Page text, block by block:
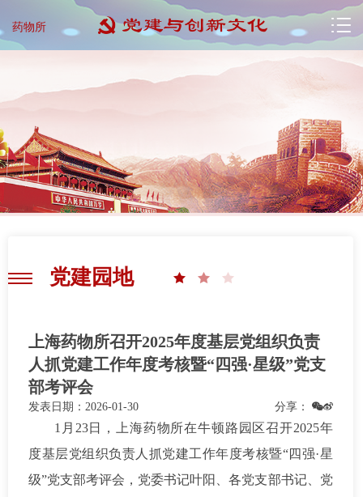
药物所
党建园地
上海药物所召开2025年度基层党组织负责
人抓党建工作年度考核暨“四强·星级”党支
部考评会
发表日期： 2026-01-30 分享：
1月23日，上海药物所在牛顿路园区召开2025年
度基层党组织负责人抓党建工作年度考核暨“四强·星
级”党支部考评会 ，党委书记叶阳、各党支部书记、党